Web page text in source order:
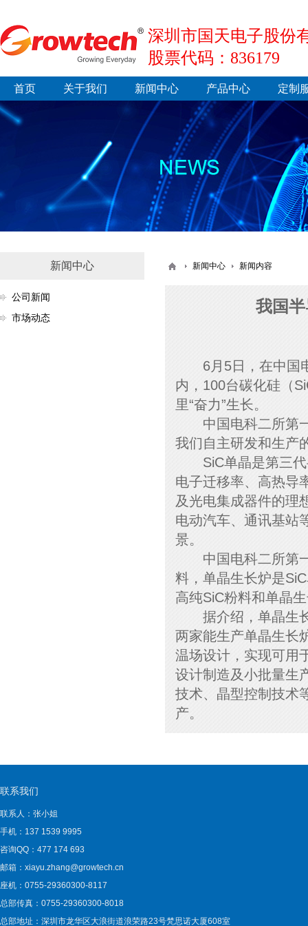
深圳市国天电子股份
股票代码：836179
首页 关于我们 新闻中心 产品中心 定制
新闻中心
公司新闻
市场动态
新闻中心 新闻内容
我国
6月5日，在中国电
内，100台碳化硅（
里“奋力”生长。
中国电科二所第一
我们自主研发和生产
SiC单晶是第三代
电子迁移率、高热导
及光电集成器件的理
电动汽车、通讯基站
景。
中国电科二所第一
料，单晶生长炉是
高纯SiC粉料和单晶
据介绍，单晶生长
两家能生产单晶生长
温场设计，实现可用
设计制造及小批量生
技术、晶型控制技术
产。
联系我们
联系人：张小姐
手机：137 1539 9995
咨询QQ：477 174 693
邮箱：xiayu.zhang@growtech.cn
座机：0755-29360300-8117
总部传真：0755-29360300-8018
总部地址：深圳市龙华区大浪街道浪荣路23号梵思诺大厦608室